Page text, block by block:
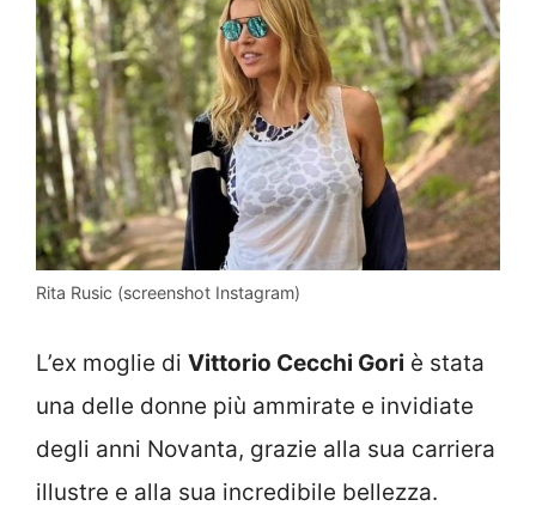
Rita Rusic (screenshot Instagram)
L’ex moglie di Vittorio Cecchi Gori è stata
una delle donne più ammirate e invidiate
degli anni Novanta, grazie alla sua carriera
illustre e alla sua incredibile bellezza.